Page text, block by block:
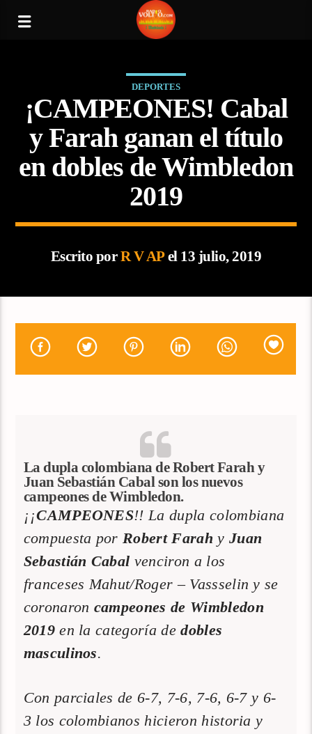
DEPORTES
¡CAMPEONES! Cabal
y Farah ganan el título
en dobles de Wimbledon
2019
Escrito porR V APel 13 julio, 2019
La dupla colombiana de Robert Farah y
Juan Sebastián Cabal son los nuevos
campeones de Wimbledon.
¡¡CAMPEONES!! La dupla colombiana
compuesta por Robert Farah y Juan
Sebastián Cabal venciron a los
franceses Mahut/Roger – Vassselin y se
coronaron campeones de Wimbledon
2019en la categoría dedobles
masculinos.
Con parciales de 6-7, 7-6, 7-6, 6-7 y 6-
3 los colombianos hicieron historia y